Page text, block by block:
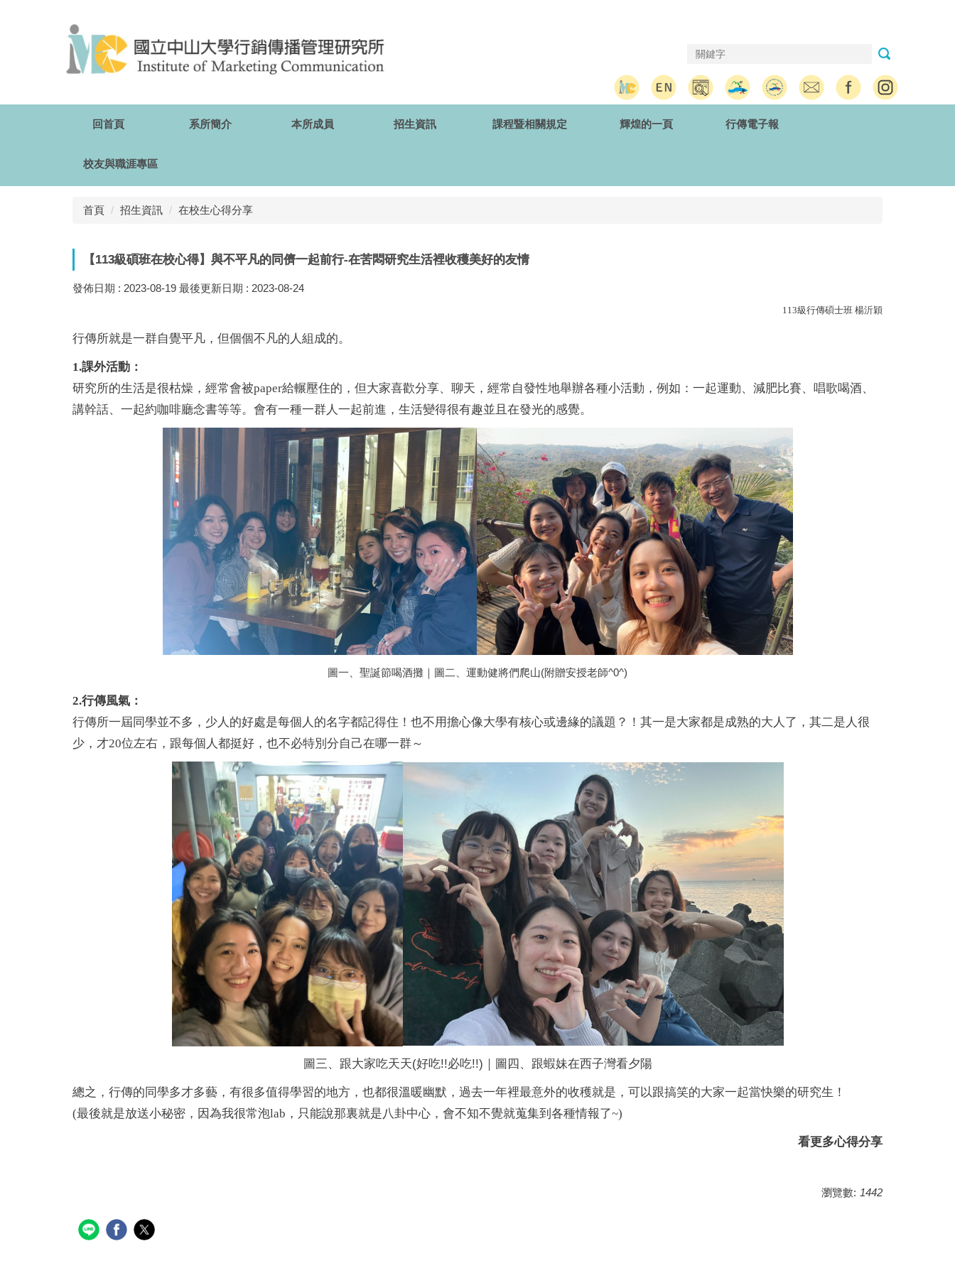
區
回首頁
系所簡介 本所成員 招生資訊 課程暨相關規定 輝煌的一頁 行傳電子報
校友與職涯專區
首頁 招生資訊 在校生心得分享
【113級碩班在校心得】與不平凡的同儕一起前行-在苦悶研究生活裡收穫美好的友情
發佈日期 : 2023-08-19 最後更新日期 : 2023-08-24
113級行傳碩士班 楊沂穎
行傳所就是一群自覺平凡，但個個不凡的人組成的。
1.課外活動：
研究所的生活是很枯燥，經常會被paper給輾壓住的，但大家喜歡分享、聊天，經常自發性地舉辦各種小活動，例如：一起運動、減肥比賽、唱歌喝酒、
講幹話、一起約咖啡廳念書等等。會有一種一群人一起前進，生活變得很有趣並且在發光的感覺。
圖一、聖誕節喝酒攤｜圖二、運動健將們爬山(附贈安授老師^0^)
2.行傳風氣：
行傳所一屆同學並不多，少人的好處是每個人的名字都記得住！也不用擔心像大學有核心或邊緣的議題？！其一是大家都是成熟的大人了，其二是人很
少，才20位左右，跟每個人都挺好，也不必特別分自己在哪一群～
圖三、跟大家吃天天(好吃!!必吃!!)｜圖四、跟蝦妹在西子灣看夕陽
總之，行傳的同學多才多藝，有很多值得學習的地方，也都很溫暖幽默，過去一年裡最意外的收穫就是，可以跟搞笑的大家一起當快樂的研究生！
(最後就是放送小秘密，因為我很常泡lab，只能說那裏就是八卦中心，會不知不覺就蒐集到各種情報了~)
看更多心得分享
瀏覽數: 1442